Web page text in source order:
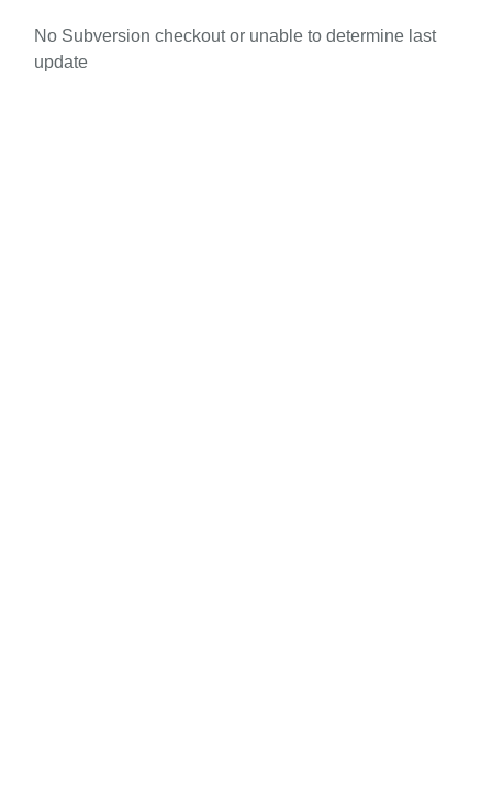
No Subversion checkout or unable to determine last
update